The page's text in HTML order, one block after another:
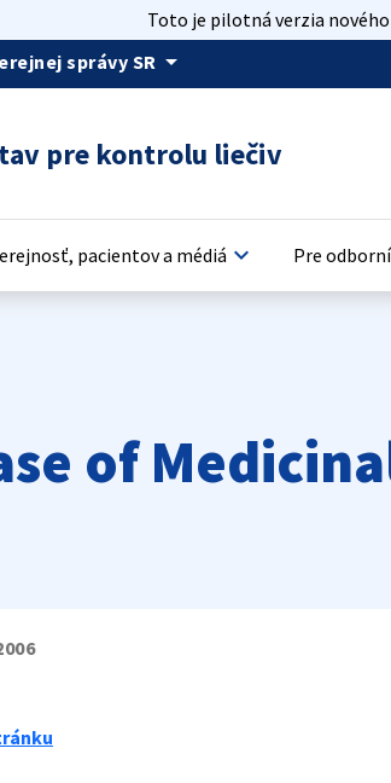
Toto je pilotná verzia
správy SR arrow_drop_down
pre kontrolu liečiv
pacientov a médiá keyboard_arrow_down Pre
of